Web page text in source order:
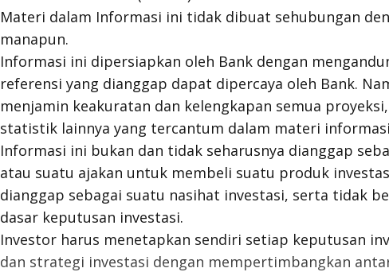
Materi dalam Informasi ini tidak dibuat sehubungan
manapun.
Informasi ini dipersiapkan oleh Bank dengan
referensi yang dianggap dapat dipercaya oleh Bank.
menjamin keakuratan dan kelengkapan semua
statistik lainnya yang tercantum dalam materi
Informasi ini bukan dan tidak seharusnya dianggap
atau suatu ajakan untuk membeli suatu produk
dianggap sebagai suatu nasihat investasi, serta tidak
dasar keputusan investasi.
Investor harus menetapkan sendiri setiap keputusan
dan strategi investasi dengan mempertimbangkan